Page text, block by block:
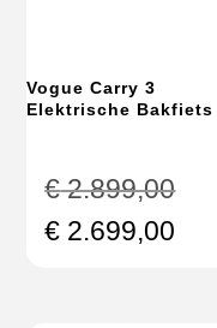
Vogue Carry 3
Elektrische Bakfiets
€2.899,00
€ 2.699,00